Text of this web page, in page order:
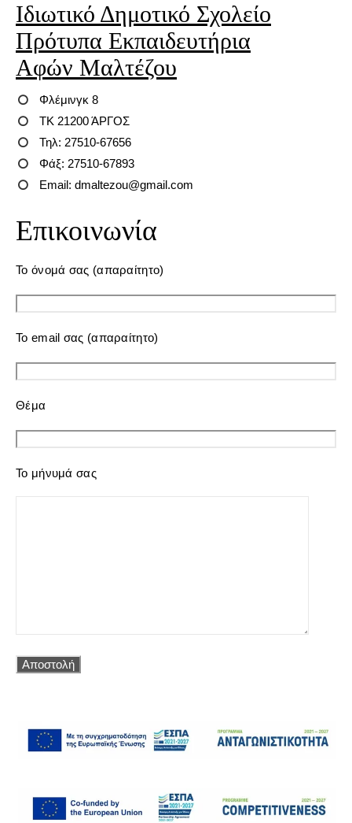
Ιδιωτικό Δημοτικό Σχολείο
Πρότυπα Εκπαιδευτήρια
Αφών Μαλτέζου
Φλέμινγκ 8
ΤΚ 21200 ΆΡΓΟΣ
Τηλ: 27510-67656
Φάξ: 27510-67893
Email: dmaltezou@gmail.com
Επικοινωνία
Το όνομά σας (απαραίτητο)
Το email σας (απαραίτητο)
Θέμα
Το μήνυμά σας